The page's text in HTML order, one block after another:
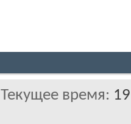
Текущее время: